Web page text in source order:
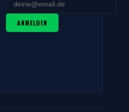
ANMELDEN